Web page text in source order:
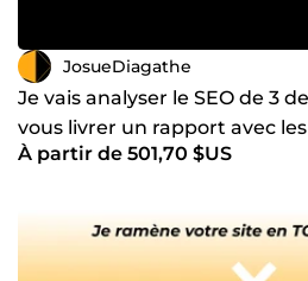
JosueDiagathe
Je vais analyser le SEO de 3
vous livrer un rapport avec
À partir de 501,70 $US